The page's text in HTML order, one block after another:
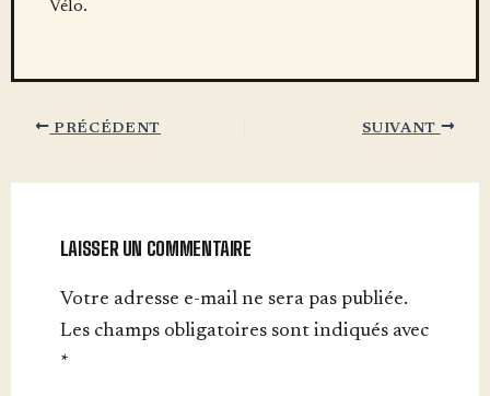
Vélo.
PRÉCÉDENT SUIVANT
LAISSER UN COMMENTAIRE
Votre adresse e-mail ne sera pas publiée.
Les champs obligatoires sont indiqués avec
*